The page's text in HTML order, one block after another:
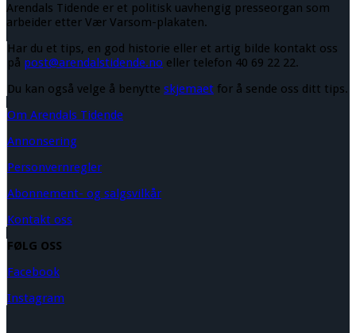
Arendals Tidende er et politisk uavhengig presseorgan som
arbeider etter Vær Varsom-plakaten.
Har du et tips, en god historie eller et artig bilde kontakt oss
på post@arendalstidende.no eller telefon 40 69 22 22.
Du kan også velge å benytte skjemaet for å sende oss ditt tips.
Om Arendals Tidende
Annonsering
Personvernregler
Abonnement- og salgsvilkår
Kontakt oss
FØLG OSS
Facebook
Instagram